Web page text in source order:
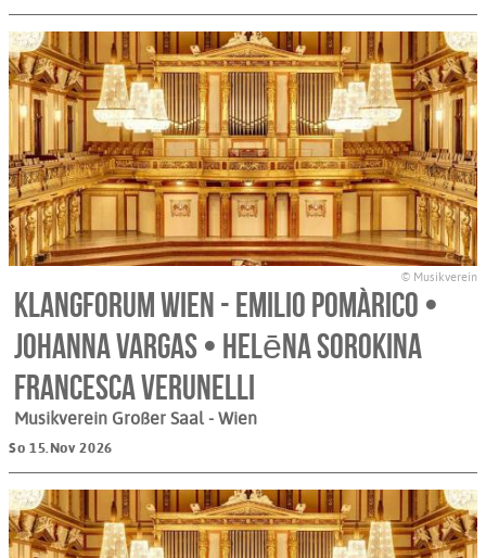
© Musikverein
Klangforum Wien - Emilio Pomàrico •
Johanna Vargas • Helēna Sorokina
Francesca Verunelli
Musikverein Großer Saal - Wien
So 15.Nov 2026